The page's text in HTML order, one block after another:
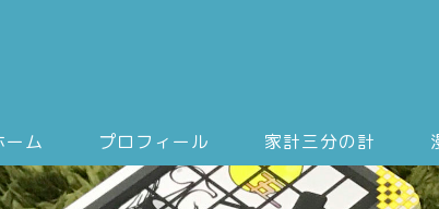
ーム プロフィール 家計三分の計